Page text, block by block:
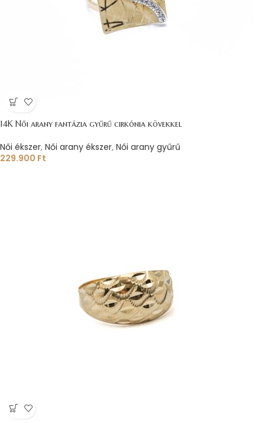
14K Női arany fantázia gyűrű cirkónia kövekkel
Női ékszer, Női arany ékszer, Női arany gyűrű
229.900 Ft